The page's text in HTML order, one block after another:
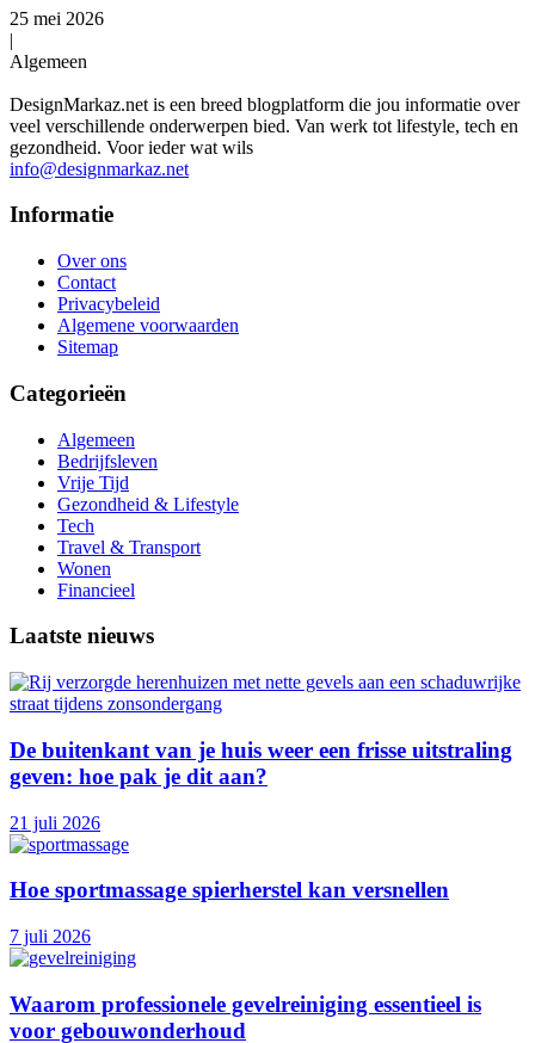
25 mei 2026
|
Algemeen
DesignMarkaz.net is een breed blogplatform die jou informatie over
veel verschillende onderwerpen bied. Van werk tot lifestyle, tech en
gezondheid. Voor ieder wat wils
info@designmarkaz.net
Informatie
Over ons
Contact
Privacybeleid
Algemene voorwaarden
Sitemap
Categorieën
Algemeen
Bedrijfsleven
Vrije Tijd
Gezondheid & Lifestyle
Tech
Travel & Transport
Wonen
Financieel
Laatste nieuws
De buitenkant van je huis weer een frisse uitstraling
geven: hoe pak je dit aan?
21 juli 2026
Hoe sportmassage spierherstel kan versnellen
7 juli 2026
Waarom professionele gevelreiniging essentieel is
voor gebouwonderhoud